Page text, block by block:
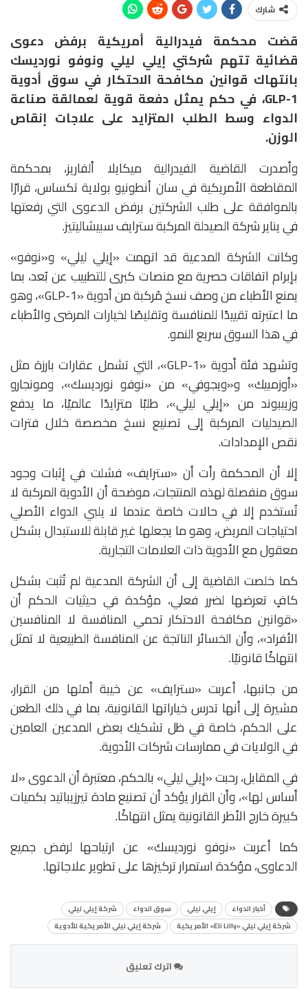
شارك
قضت محكمة فيدرالية أمريكية برفض دعوى
قضائية تتهم شركتي إيلي ليلي ونوفو نورديسك
بانتهاك قوانين مكافحة الاحتكار في سوق أدوية
GLP-1، في حكم يمثل دفعة قوية لعمالقة صناعة
الدواء وسط الطلب المتزايد على علاجات إنقاص
الوزن.
وأصدرت القاضية الفيدرالية ميكايلا ألفاريز، بمحكمة
المقاطعة الأمريكية في سان أنطونيو بولاية تكساس، قرارًا
بالموافقة على طلب الشركتين برفض الدعوى التي رفعتها
في يناير شركة الصيدلة المركبةسترايف سبيشاليتيز.
وكانت الشركة المدعية قد اتهمت «إيلي ليلي» و«نوفو»
بإبرام اتفاقات حصرية مع منصات كبرى للتطبيب عن بُعد، بما
يمنع الأطباء من وصف نسخ مُركبة من أدوية «GLP-1»، وهو
ما اعتبرته تقييدًا للمنافسة وتقليصًا لخيارات المرضى والأطباء
في هذا السوق سريع النمو.
وتشهد فئة أدوية «GLP-1»، التي تشمل عقارات بارزة مثل
«أوزمبيك» و«ويجوفي» من «نوفو نورديسك»، ومونجارو
وزيببوند من «إيلي ليلي»، طلبًا متزايدًا عالميًا، ما يدفع
الصيدليات المركبة إلى تصنيع نسخ مخصصة خلال فترات
نقص الإمدادات.
إلا أن المحكمة رأت أن «سترايف» فشلت في إثبات وجود
سوق منفصلة لهذه المنتجات، موضحة أن الأدوية المركبة لا
تُستخدم إلا في حالات خاصة عندما لا يلبي الدواء الأصلي
احتياجات المريض، وهو ما يجعلها غير قابلة للاستبدال بشكل
معقول مع الأدوية ذات العلامات التجارية.
كما خلصت القاضية إلى أن الشركة المدعية لم تُثبت بشكل
كافٍ تعرضها لضرر فعلي، مؤكدة في حيثيات الحكم أن
«قوانين مكافحة الاحتكار تحمي المنافسة لا المنافسين
الأفراد»، وأن الخسائر الناتجة عن المنافسة الطبيعية لا تمثل
انتهاكًا قانونيًا.
من جانبها، أعربت «سترايف» عن خيبة أملها من القرار،
مشيرة إلى أنها تدرس خياراتها القانونية، بما في ذلك الطعن
على الحكم، خاصة في ظل تشكيك بعض المدعين العامين
في الولايات في ممارسات شركات الأدوية.
في المقابل، رحبت «إيلي ليلي» بالحكم، معتبرة أن الدعوى «لا
أساس لها»، وأن القرار يؤكد أن تصنيع مادة تيرزيباتيد بكميات
كبيرة خارج الأطر القانونية يمثل انتهاكًا.
كما أعربت «نوفو نورديسك» عن ارتياحها لرفض جميع
الدعاوى، مؤكدة استمرار تركيزها على تطوير علاجاتها.
أخبار الدواء إيلي ليلي سوق الدواء
شركة إيلي ليلي
شركة إيلي ليلي «Eli Lilly» الأمريكية
شركة إيلي ليلي الأمريكية للأدوية
اترك تعليق